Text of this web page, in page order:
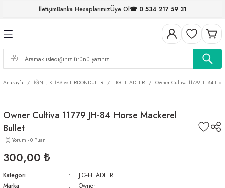
İletişimBanka HesaplarımızÜye Ol☎ 0 534 217 59 31
Geri Dön
Geri Dön
Geri Dön
MİSİNALAR
Geri Dön
FIRDÖNDÜLER
Geri Dön
Geri Dön
Geri Dön
Geri Dön
Anasayfa İĞNE, KLİPS ve FIRDÖNDÜLER JIG-HEADLER Owner Cultiva 11779 JH-84
Owner Cultiva 11779 JH-84 Horse Mackerel
Bullet
(0) Yorum - 0 Puan
300,00 ₺
Kategori
JIG-HEADLER
Marka
Owner